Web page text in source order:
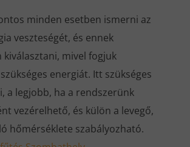
minden esetben ismerni az
veszteségét, és ennek
kiválasztani, mivel fogjuk
energiát. Itt szükséges
a legjobb, ha a rendszerünk
vezérelhető, és külön a levegő,
hőmérséklete szabályozható.